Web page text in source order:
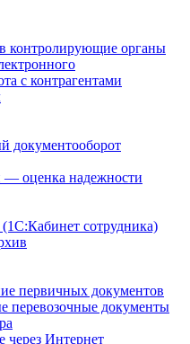
контролирующие органы
с контрагентами
документооборот
оценка надежности
сотрудника)
первичных документов
перевозочные документы
через Интернет